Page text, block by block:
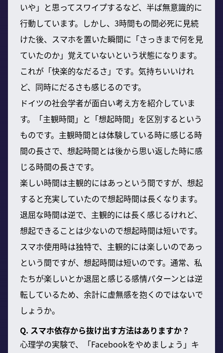
いや」と思ってスワイプするなど、半ば無意識的に
行動しています。しかし、3時間もの間必死に見続
けた後、スマホを置いた瞬間に「さっきまで何を見
ていたのか」覚えていないという状態になります。
これが「快楽的なだるさ」です。気持ちいいけれ
ど、同時にだるさも感じるのです。
ドイツの社会学者が面白い考え方を紹介していま
す。「主観時間」と「想起時間」を区別するという
ものです。主観時間とは体験している時に感じる時
間の長さで、想起時間とは後から思い返した時に感
じる時間の長さです。
楽しい時間は主観的にはあっという間ですが、想起
すると充実していたので想起時間は長くなります。
退屈な時間は逆で、主観的には長く感じるけれど、
想起できることは少ないので想起時間は短いです。
スマホ使用時は独特で、主観的には楽しいのであっ
という間ですが、想起時間は短いのです。通常、私
たちが楽しいとか退屈と感じる感情パターンとは逆
転しているため、余計に虚無感を抱くのではないで
しょうか。
Q. スマホ依存から抜け出す方法はありますか？
心理学の実験で、「Facebookをやめましょう」キ